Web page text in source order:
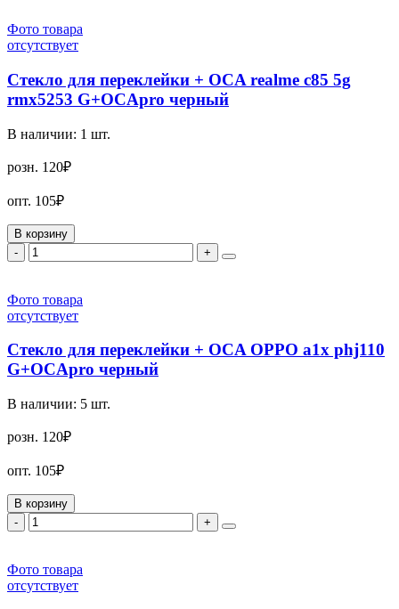
Фото товара
отсутствует
Стекло для переклейки + OCA realme c85 5g
rmx5253 G+OCApro черный
В наличии: 1 шт.
розн. 120₽
опт. 105₽
В корзину
-
+
Фото товара
отсутствует
Стекло для переклейки + OCA OPPO a1x phj110
G+OCApro черный
В наличии: 5 шт.
розн. 120₽
опт. 105₽
В корзину
-
+
Фото товара
отсутствует